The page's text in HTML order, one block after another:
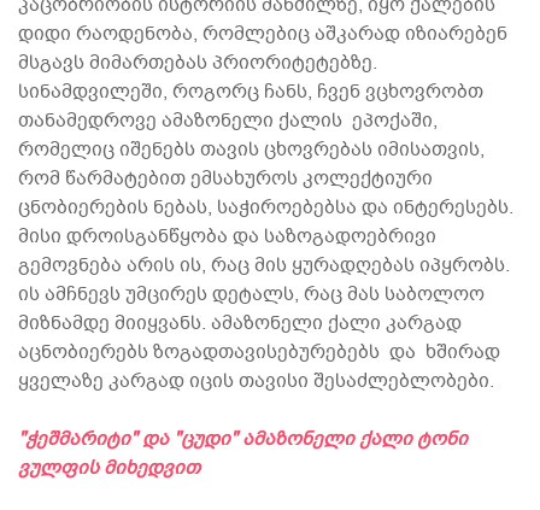
დიდი რაოდენობა, რომლებიც აშკარად იზიარებენ
მსგავს მიმართებას პრიორიტეტებზე.
სინამდვილეში, როგორც ჩანს, ჩვენ ვცხოვრობთ
თანამედროვე ამაზონელი ქალის ეპოქაში,
რომელიც იშენებს თავის ცხოვრებას იმისათვის,
რომ წარმატებით ემსახუროს კოლექტიური
ცნობიერების ნებას, საჭიროებებსა და ინტერესებს.
მისი დროისგანწყობა და საზოგადოებრივი
გემოვნება არის ის, რაც მის ყურადღებას იპყრობს.
ის ამჩნევს უმცირეს დეტალს, რაც მას საბოლოო
მიზნამდე მიიყვანს. ამაზონელი ქალი კარგად
აცნობიერებს ზოგადთავისებურებებს და ხშირად
ყველაზე კარგად იცის თავისი შესაძლებლობები.
"ჭეშმარიტი" და "ცუდი" ამაზონელი ქალი ტონი
ვულფის მიხედვით